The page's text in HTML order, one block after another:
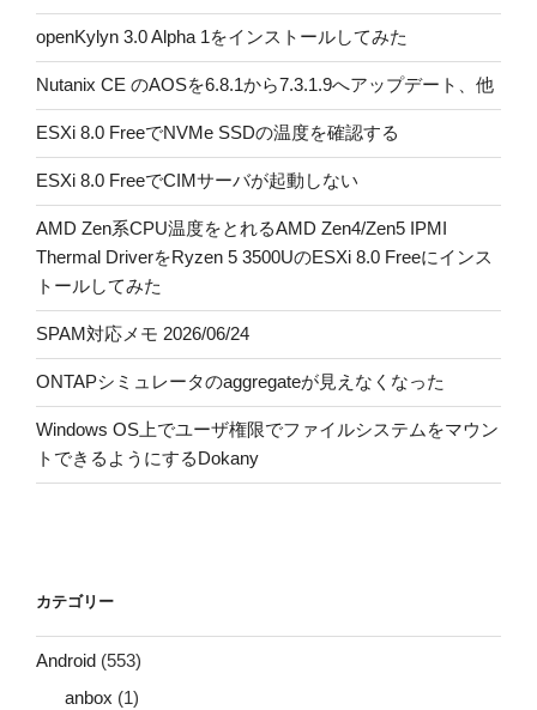
openKylyn 3.0 Alpha 1をインストールしてみた
Nutanix CE のAOSを6.8.1から7.3.1.9へアップデート、他
ESXi 8.0 FreeでNVMe SSDの温度を確認する
ESXi 8.0 FreeでCIMサーバが起動しない
AMD Zen系CPU温度をとれるAMD Zen4/Zen5 IPMI
Thermal DriverをRyzen 5 3500UのESXi 8.0 Freeにインス
トールしてみた
SPAM対応メモ 2026/06/24
ONTAPシミュレータのaggregateが見えなくなった
Windows OS上でユーザ権限でファイルシステムをマウン
トできるようにするDokany
カテゴリー
Android (553)
anbox (1)